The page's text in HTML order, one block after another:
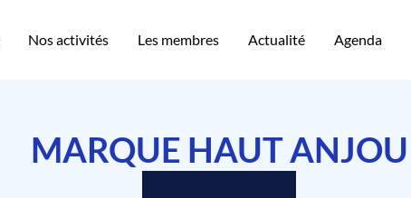
Nos activités Les membres Actualité Agenda
MARQUE HAUT ANJOU